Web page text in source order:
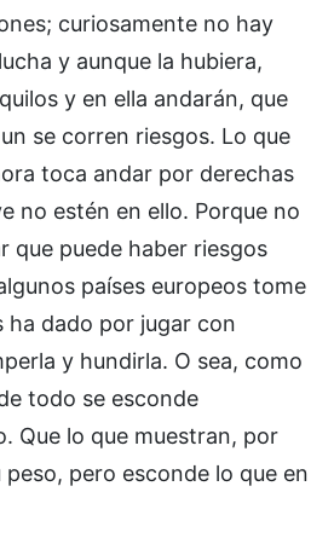
curiosamente no hay
y aunque la hubiera,
y en ella andarán, que
se corren riesgos. Lo que
toca andar por derechas
no estén en ello. Porque no
que puede haber riesgos
países europeos tome
ha dado por jugar con
y hundirla. O sea, como
todo se esconde
Que lo que muestran, por
pero esconde lo que en